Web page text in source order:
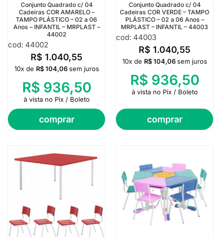
Conjunto Quadrado c/ 04
Cadeiras COR AMARELO –
TAMPO PLÁSTICO – 02 a 06
Anos – INFANTIL – MRPLAST –
44002
cod: 44002
R$ 1.040,55
comprar
10x de R$104,06 sem juros
R$ 936,50
à vista no Pix / Boleto
Conjunto Quadrado c/ 04
Cadeiras COR VERDE – TAMPO
PLÁSTICO – 02 a 06 Anos –
MRPLAST – INFANTIL – 44003
cod: 44003
R$ 1.040,55
comprar
10x de R$104,06 sem juros
R$ 936,50
à vista no Pix / Boleto